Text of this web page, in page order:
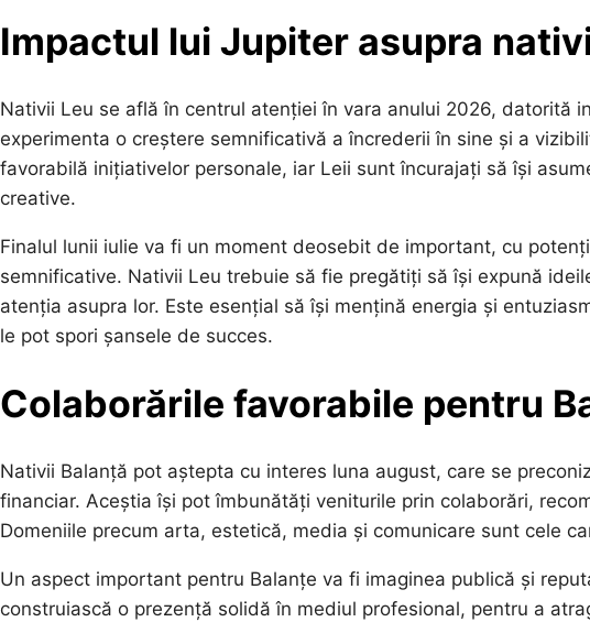
Impactul lui Jupiter asupra
Nativii Leu se află în centrul atenției în vara anului 2026, datorită
experimenta o creștere semnificativă a încrederii în sine și a
favorabilă inițiativelor personale, iar Leii sunt încurajați să își
creative.
Finalul lunii iulie va fi un moment deosebit de important, cu
semnificative. Nativii Leu trebuie să fie pregătiți să își expună
atenția asupra lor. Este esențial să își mențină energia și
le pot spori șansele de succes.
Colaborările favorabile pentru
Nativii Balanță pot aștepta cu interes luna august, care se
financiar. Aceștia își pot îmbunătăți veniturile prin colaborări,
Domeniile precum arta, estetică, media și comunicare sunt cele
Un aspect important pentru Balanțe va fi imaginea publică și
construiască o prezență solidă în mediul profesional, pentru a